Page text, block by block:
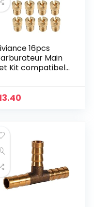
16pcs
Main
Kit compatibel
100 105 108 110 115